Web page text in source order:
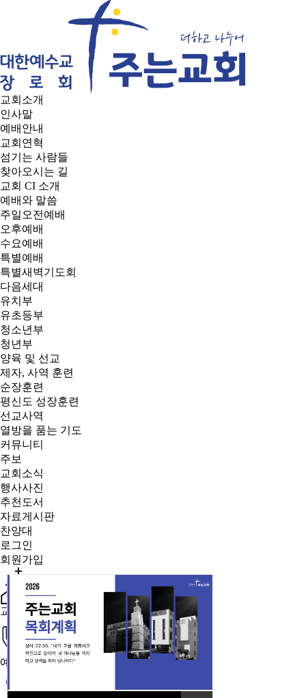
교회소개
인사말
예배안내
교회연혁
섬기는 사람들
찾아오시는 길
교회 CI 소개
예배와 말씀
주일오전예배
오후예배
수요예배
특별예배
특별새벽기도회
다음세대
유치부
유초등부
청소년부
청년부
양육 및 선교
제자, 사역 훈련
순장훈련
평신도 성장훈련
선교사역
열방을 품는 기도
커뮤니티
주보
교회소식
행사사진
추천도서
자료게시판
찬양대
로그인
회원가입
교회소개
예배안내